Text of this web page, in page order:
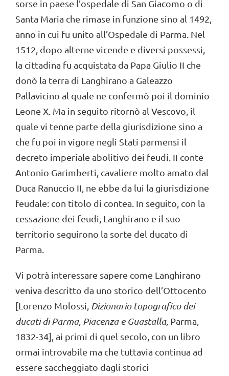
sorse in paese l’ospedale di San Giacomo o di
Santa Maria che rimase in funzione sino al 1492,
anno in cui fu unito all’Ospedale di Parma. Nel
1512, dopo alterne vicende e diversi possessi,
la cittadina fu acquistata da Papa Giulio II che
donò la terra di Langhirano a Galeazzo
Pallavicino al quale ne confermò poi il dominio
Leone X. Ma in seguito ritornò al Vescovo, il
quale vi tenne parte della giurisdizione sino a
che fu poi in vigore negli Stati parmensi il
decreto imperiale abolitivo dei feudi. II conte
Antonio Garimberti, cavaliere molto amato dal
Duca Ranuccio II, ne ebbe da lui la giurisdizione
feudale: con titolo di contea. In seguito, con la
cessazione dei feudi, Langhirano e il suo
territorio seguirono la sorte del ducato di
Parma.
Vi potrà interessare sapere come Langhirano
veniva descritto da uno storico dell’Ottocento
[Lorenzo Molossi, Dizionario topografico dei
ducati di Parma, Piacenza e Guastalla, Parma,
1832-34], ai primi di quel secolo, con un libro
ormai introvabile ma che tuttavia continua ad
essere saccheggiato dagli storici